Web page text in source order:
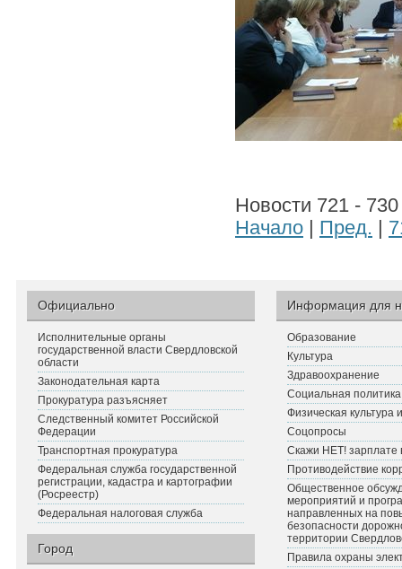
Новости 721 -
Начало
Пред.
Официально
Исполнительные органы
государственной власти Свердловской
области
Законодательная карта
Прокуратура разъясняет
Следственный комитет Российской
Федерации
Транспортная прокуратура
Федеральная служба государственной
регистрации, кадастра и картографии
(Росреестр)
Федеральная налоговая служба
Город
Информация для
Образование
Культура
Здравоохранение
Социальная политика
Физическая культура
Соцопросы
Скажи НЕТ! зарплате
Противодействие
Общественное
мероприятий и
направленных на
безопасности
территории
Правила охраны